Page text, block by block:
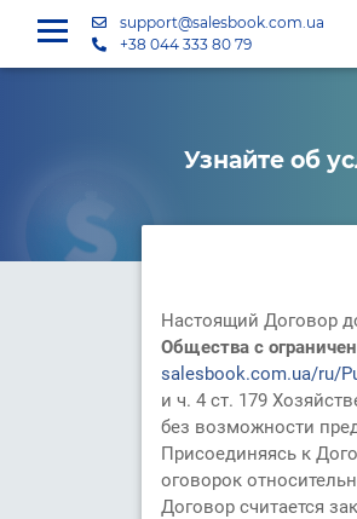
support@salesbook.com.ua
+38 044 333 80 79
Узнайте об
Настоящий Договор
Общества с
salesbook.com.ua/ru/
и ч. 4 ст. 179
без возможности
Присоединяясь к
оговорок
Договор считается